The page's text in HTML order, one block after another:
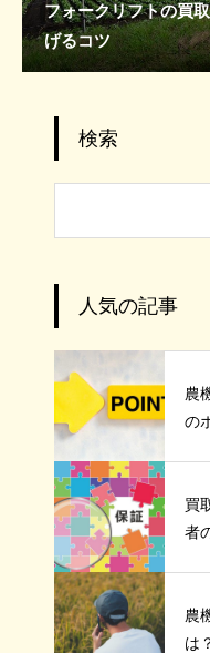
フォークリフトの買
げるコツ
検索
人気の記事
農
の
買
者
農
は